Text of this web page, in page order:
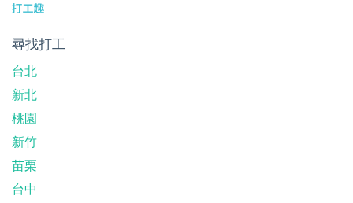
尋找打工
台北
新北
桃園
新竹
苗栗
台中